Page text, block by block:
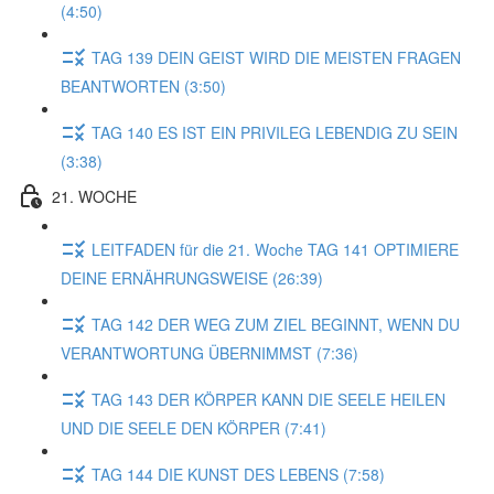
(4:50)
TAG 139 DEIN GEIST WIRD DIE MEISTEN FRAGEN
BEANTWORTEN (3:50)
TAG 140 ES IST EIN PRIVILEG LEBENDIG ZU SEIN
(3:38)
21. WOCHE
LEITFADEN für die 21. Woche TAG 141 OPTIMIERE
DEINE ERNÄHRUNGSWEISE (26:39)
TAG 142 DER WEG ZUM ZIEL BEGINNT, WENN DU
VERANTWORTUNG ÜBERNIMMST (7:36)
TAG 143 DER KÖRPER KANN DIE SEELE HEILEN
UND DIE SEELE DEN KÖRPER (7:41)
TAG 144 DIE KUNST DES LEBENS (7:58)